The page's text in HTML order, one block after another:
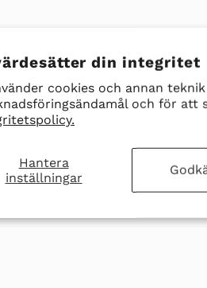
din integritet
cookies och annan
och för att
Hantera
inställningar